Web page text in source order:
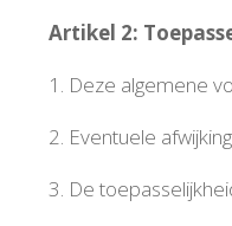
Artikel 2:
1. Deze algemene
2. Eventuele
3. De